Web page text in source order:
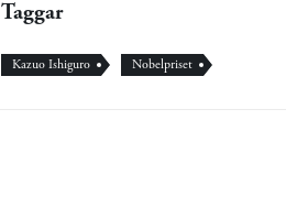
Taggar
Kazuo Ishiguro Nobelpriset